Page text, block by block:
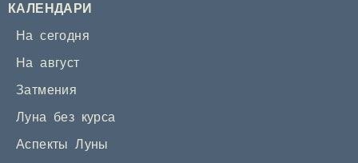
КАЛЕНДАРИ
На сегодня
На август
Затмения
Луна без курса
Аспекты Луны